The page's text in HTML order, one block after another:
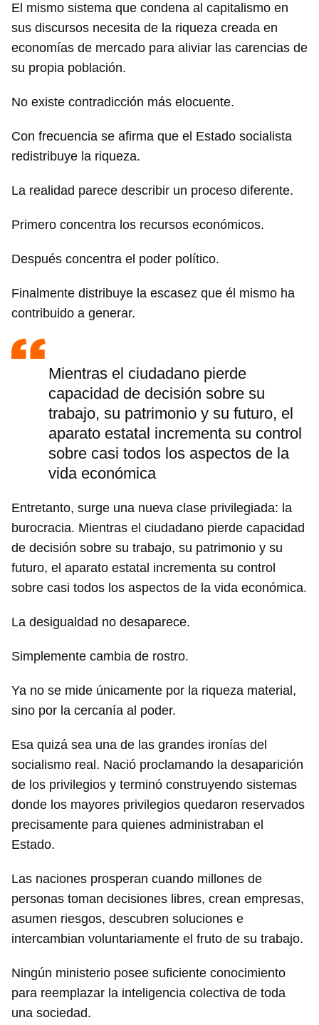
iniciar sesión con tu cuenta de 14ymedio.
INICIAR SESIÓN CANCELAR
El mismo sistema que condena al capitalismo en
sus discursos necesita de la riqueza creada en
economías de mercado para aliviar las carencias de
su propia población.
No existe contradicción más elocuente.
Con frecuencia se afirma que el Estado socialista
redistribuye la riqueza.
La realidad parece describir un proceso diferente.
Primero concentra los recursos económicos.
Después concentra el poder político.
Finalmente distribuye la escasez que él mismo ha
contribuido a generar.
Mientras el ciudadano pierde
capacidad de decisión sobre su
trabajo, su patrimonio y su futuro, el
aparato estatal incrementa su control
sobre casi todos los aspectos de la
vida económica
Entretanto, surge una nueva clase privilegiada: la
burocracia. Mientras el ciudadano pierde capacidad
de decisión sobre su trabajo, su patrimonio y su
futuro, el aparato estatal incrementa su control
sobre casi todos los aspectos de la vida económica.
La desigualdad no desaparece.
Simplemente cambia de rostro.
Ya no se mide únicamente por la riqueza material,
sino por la cercanía al poder.
Esa quizá sea una de las grandes ironías del
socialismo real. Nació proclamando la desaparición
de los privilegios y terminó construyendo sistemas
donde los mayores privilegios quedaron reservados
precisamente para quienes administraban el
Estado.
Las naciones prosperan cuando millones de
personas toman decisiones libres, crean empresas,
asumen riesgos, descubren soluciones e
intercambian voluntariamente el fruto de su trabajo.
Ningún ministerio posee suficiente conocimiento
para reemplazar la inteligencia colectiva de toda
una sociedad.